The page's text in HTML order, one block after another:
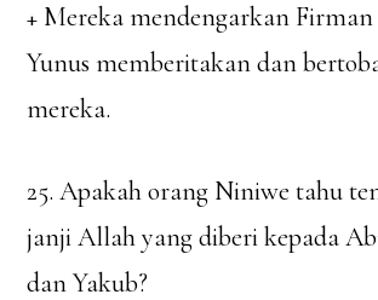
+ Mereka mendengarkan
Yunus memberitakan dan
mereka.
25. Apakah orang Niniwe tahu
janji Allah yang diberi kepada
dan Yakub?